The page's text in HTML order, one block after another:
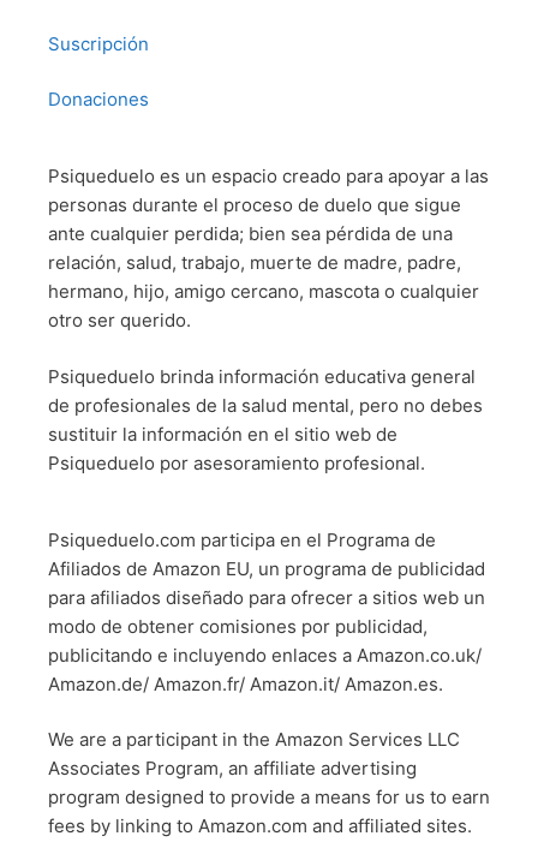
Suscripción
Donaciones
Psiqueduelo es un espacio creado para apoyar a las
personas durante el proceso de duelo que sigue
ante cualquier perdida; bien sea pérdida de una
relación, salud, trabajo, muerte de madre, padre,
hermano, hijo, amigo cercano, mascota o cualquier
otro ser querido.
Psiqueduelo brinda información educativa general
de profesionales de la salud mental, pero no debes
sustituir la información en el sitio web de
Psiqueduelo por asesoramiento profesional.
Psiqueduelo.com participa en el Programa de
Afiliados de Amazon EU, un programa de publicidad
para afiliados diseñado para ofrecer a sitios web un
modo de obtener comisiones por publicidad,
publicitando e incluyendo enlaces a Amazon.co.uk/
Amazon.de/ Amazon.fr/ Amazon.it/ Amazon.es.
We are a participant in the Amazon Services LLC
Associates Program, an affiliate advertising
program designed to provide a means for us to earn
fees by linking to Amazon.com and affiliated sites.